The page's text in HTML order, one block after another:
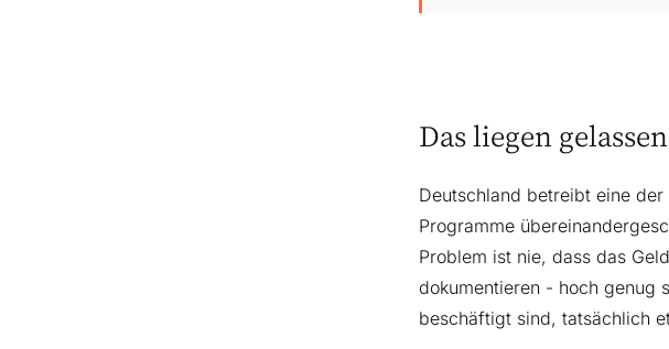
Das liegen
Deutschland betreibt eine
Programme
Problem ist nie, dass das
dokumentieren - hoch genug
beschäftigt sind, tatsächlich